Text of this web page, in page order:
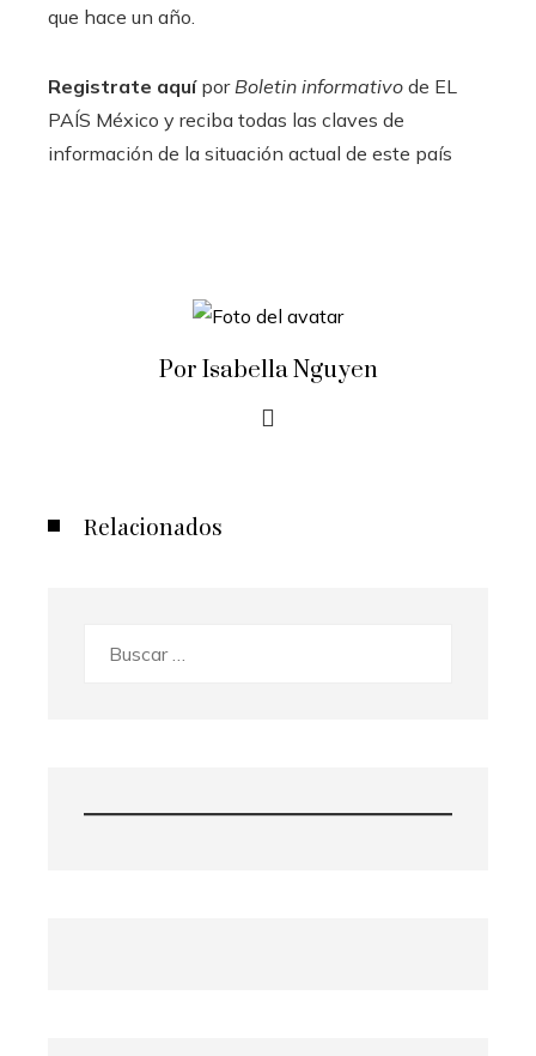
que hace un año.
Registrate aquí por Boletin informativo de EL
PAÍS México y reciba todas las claves de
información de la situación actual de este país
Por Isabella Nguyen
Relacionados